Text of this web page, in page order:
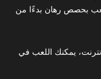
بحصص رهان بدءًا من
يمكنك اللعب في